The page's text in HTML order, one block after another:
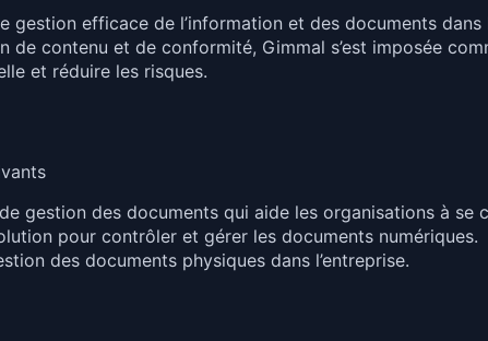
efficace de l’information et des documents dans
contenu et de conformité, Gimmal s’est imposée
et réduire les risques.
gestion des documents qui aide les organisations à se
pour contrôler et gérer les documents numériques.
des documents physiques dans l’entreprise.